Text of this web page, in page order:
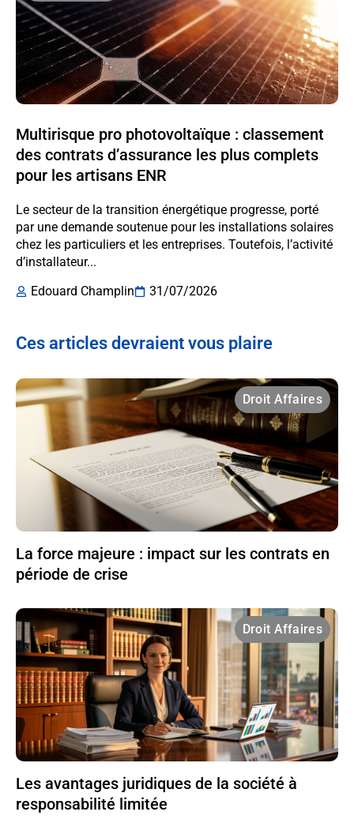
Multirisque pro photovoltaïque : classement
des contrats d’assurance les plus complets
pour les artisans ENR
Le secteur de la transition énergétique progresse, porté
par une demande soutenue pour les installations solaires
chez les particuliers et les entreprises. Toutefois, l’activité
d’installateur...
Edouard Champlin
31/07/2026
Ces articles devraient vous plaire
Droit Affaires
La force majeure : impact sur les contrats en
période de crise
Droit Affaires
Les avantages juridiques de la société à
responsabilité limitée